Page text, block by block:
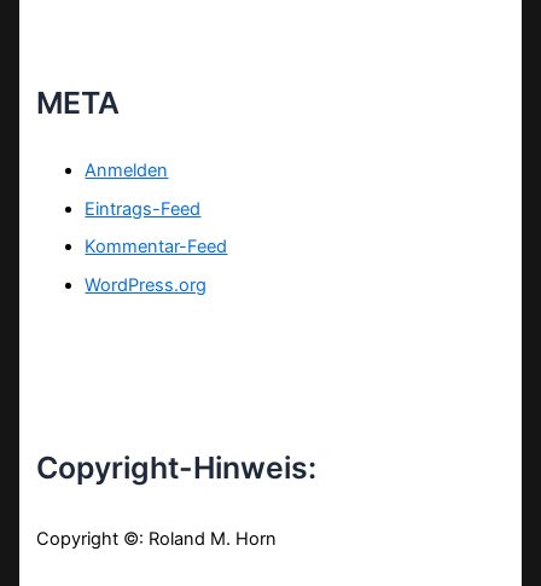
META
Anmelden
Eintrags-Feed
Kommentar-Feed
WordPress.org
Copyright-Hinweis:
Copyright ©: Roland M. Horn